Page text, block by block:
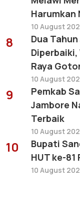
Harumkan
10 August
8
Dua
Diperbaiki,
Raya
10 August
9
Pemkab
Jambore
Terbaik
10 August
10
Bupati
HUT ke-81
10 August